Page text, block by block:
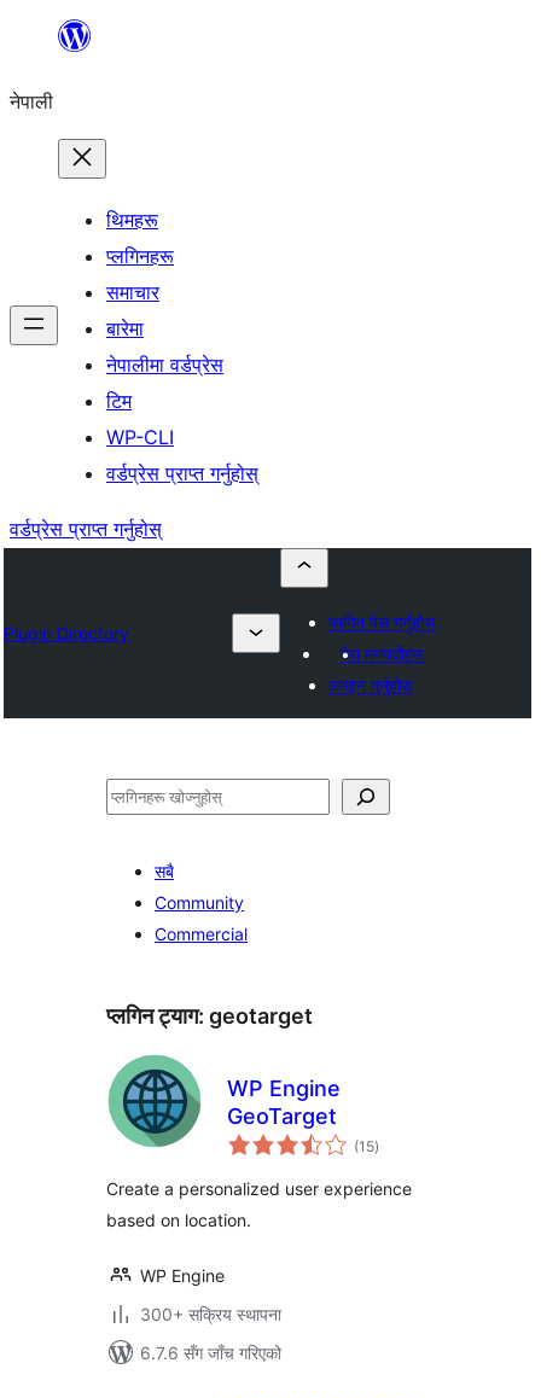
सामग्रीमा
नेपाली
थिमहरू
प्लगिनहरू
समाचार
बारेमा
नेपालीमा वर्डप्रेस
टिम
WP-CLI
वर्डप्रेस प्राप्त गर्नुहोस्
वर्डप्रेस प्राप्त गर्नुहोस्
Plugin Directory
प्लगिन पेस गर्नुहोस्
मेरा मनपर्दोहरू
लगइन गर्नुहोस्
खोज्नुहोस्
सबै
Community
Commercial
प्लगिन ट्याग: geotarget
WP Engine
GeoTarget
(15कुल
रेटिङ्गहरू
)
Create a personalized user experience
based on location.
WP Engine
300+ सक्रिय स्थापना
6.7.6 सँग जाँच गरिएको